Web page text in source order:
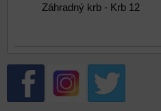
Záhradný krb - Krb 12